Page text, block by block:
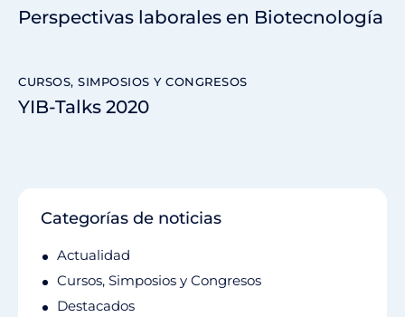
Perspectivas laborales en Biotecnología
CURSOS, SIMPOSIOS Y CONGRESOS
YIB-Talks 2020
Categorías de noticias
Actualidad
Cursos, Simposios y Congresos
Destacados